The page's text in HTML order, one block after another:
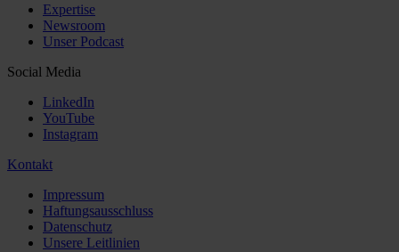
Expertise
Newsroom
Unser Podcast
Social Media
LinkedIn
YouTube
Instagram
Kontakt
Impressum
Haftungsausschluss
Datenschutz
Unsere Leitlinien